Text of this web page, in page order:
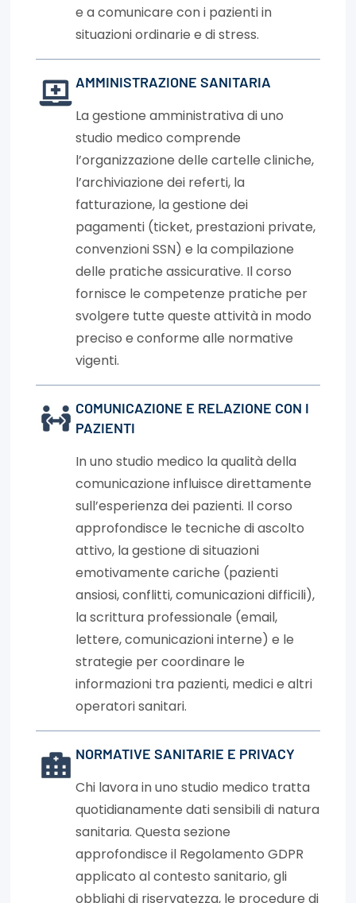
e a comunicare con i pazienti in
situazioni ordinarie e di stress.
AMMINISTRAZIONE SANITARIA
La gestione amministrativa di uno
studio medico comprende
l’organizzazione delle cartelle cliniche,
l’archiviazione dei referti, la
fatturazione, la gestione dei
pagamenti (ticket, prestazioni private,
convenzioni SSN) e la compilazione
delle pratiche assicurative. Il corso
fornisce le competenze pratiche per
svolgere tutte queste attività in modo
preciso e conforme alle normative
vigenti.
COMUNICAZIONE E RELAZIONE CON I
PAZIENTI
In uno studio medico la qualità della
comunicazione influisce direttamente
sull’esperienza dei pazienti. Il corso
approfondisce le tecniche di ascolto
attivo, la gestione di situazioni
emotivamente cariche (pazienti
ansiosi, conflitti, comunicazioni difficili),
la scrittura professionale (email,
lettere, comunicazioni interne) e le
strategie per coordinare le
informazioni tra pazienti, medici e altri
operatori sanitari.
NORMATIVE SANITARIE E PRIVACY
Chi lavora in uno studio medico tratta
quotidianamente dati sensibili di natura
sanitaria. Questa sezione
approfondisce il Regolamento GDPR
applicato al contesto sanitario, gli
obblighi di riservatezza, le procedure di